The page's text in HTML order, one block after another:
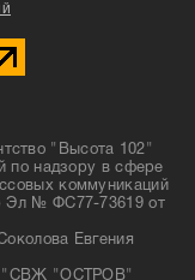
"Высота 102"
по надзору в сфере
коммуникаций
Эл № ФС77-73619 от
Евгения
"СВЖ "ОСТРОВ"